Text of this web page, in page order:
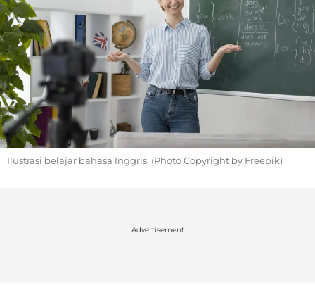
Ilustrasi belajar bahasa Inggris. (Photo Copyright by Freepik)
Advertisement